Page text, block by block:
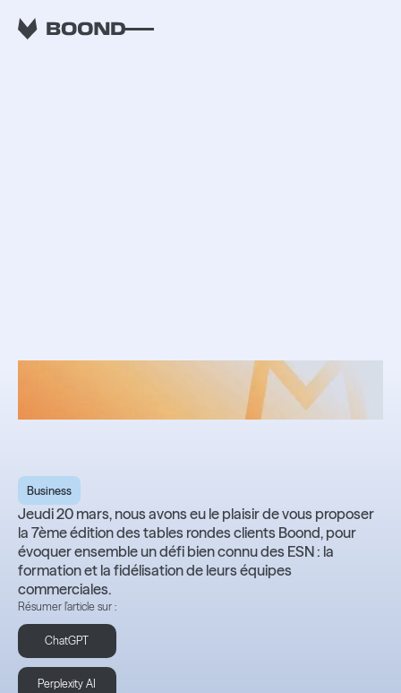
RETOUR
Business
Jeudi 20 mars, nous avons eu le plaisir de vous proposer
la 7ème édition des tables rondes clients Boond, pour
évoquer ensemble un défi bien connu des ESN : la
formation et la fidélisation de leurs équipes
commerciales.
Résumer l'article sur :
ChatGPT
Perplexity AI